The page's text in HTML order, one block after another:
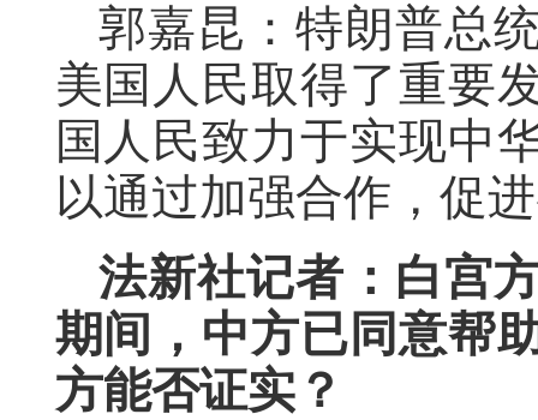
郭嘉昆：特朗普总
美国人民取得了重要
国人民致力于实现中
以通过加强合作，促
法新社记者：白宫
期间，中方已同意帮
方能否证实？